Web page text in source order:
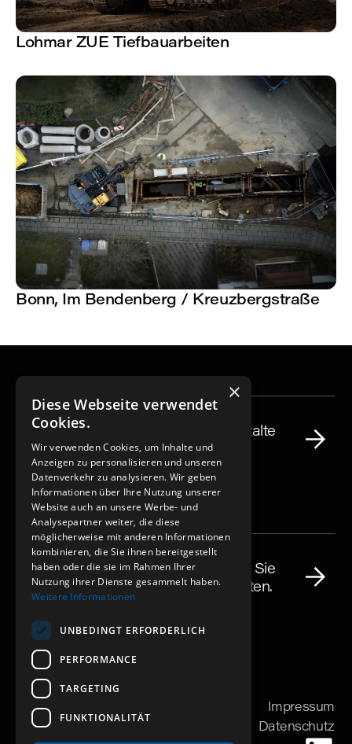
Lohmar ZUE Tiefbauarbeiten
Bonn, Im Bendenberg / Kreuzbergstraße
Karriere
Werde Teil unseres Teams und gestalte
mit uns Großes – bewirb Dich jetzt!
Kontakt
Sie haben ein Bauprojekt? Nehmen Sie
Kontakt auf und lassen Sie uns starten.
Impressum
Datenschutz
×
Diese Webseite verwendet
Cookies.
Wir verwenden Cookies, um Inhalte und
Anzeigen zu personalisieren und unseren
Datenverkehr zu analysieren. Wir geben
Informationen über Ihre Nutzung unserer
Website auch an unsere Werbe- und
Analysepartner weiter, die diese
möglicherweise mit anderen Informationen
kombinieren, die Sie ihnen bereitgestellt
haben oder die sie im Rahmen Ihrer
Nutzung ihrer Dienste gesammelt haben.
Weitere Informationen
UNBEDINGT ERFORDERLICH
PERFORMANCE
TARGETING
FUNKTIONALITÄT